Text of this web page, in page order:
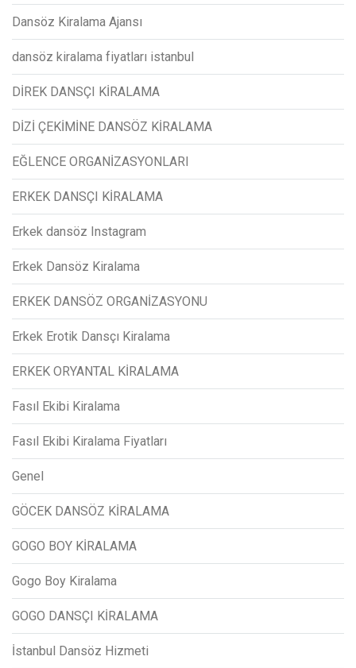
Dansöz Kiralama Ajansı
dansöz kiralama fiyatları istanbul
DİREK DANSÇI KİRALAMA
DİZİ ÇEKİMİNE DANSÖZ KİRALAMA
EĞLENCE ORGANİZASYONLARI
ERKEK DANSÇI KİRALAMA
Erkek dansöz Instagram
Erkek Dansöz Kiralama
ERKEK DANSÖZ ORGANİZASYONU
Erkek Erotik Dansçı Kiralama
ERKEK ORYANTAL KİRALAMA
Fasıl Ekibi Kiralama
Fasıl Ekibi Kiralama Fiyatları
Genel
GÖCEK DANSÖZ KİRALAMA
GOGO BOY KİRALAMA
Gogo Boy Kiralama
GOGO DANSÇI KİRALAMA
İstanbul Dansöz Hizmeti